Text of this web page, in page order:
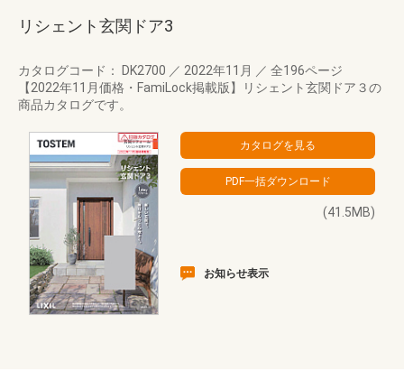
リシェント玄関ドア3
カタログコード： DK2700 ／ 2022年11月 ／ 全196ページ
【2022年11月価格・FamiLock掲載版】リシェント玄関ドア３の
商品カタログです。
(41.5MB)
お知らせ表示